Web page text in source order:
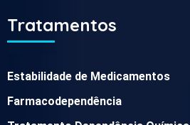
Tratamentos
Estabilidade de Medicamentos
Farmacodependência